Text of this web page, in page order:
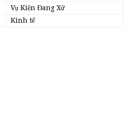
Vụ Kiện Đang Xử
Kinh tế